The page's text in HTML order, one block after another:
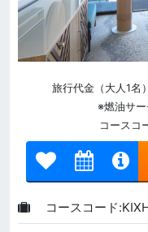
旅行代金（大人1名）
※燃油サ
コースコ
コースコード